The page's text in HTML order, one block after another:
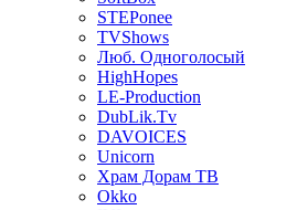
STEPonee
TVShows
Люб. Одноголосый
HighHopes
LE-Production
DubLik.Tv
DAVOICES
Unicorn
Храм Дорам ТВ
Okko